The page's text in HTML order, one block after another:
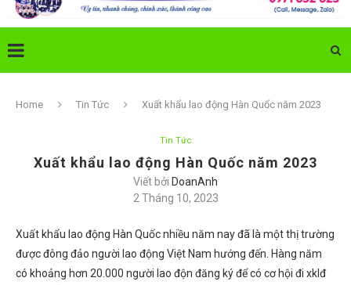
Home Tin Tức Xuất khẩu lao động Hàn Quốc năm 2023
Tin Tức
Xuất khẩu lao động Hàn Quốc năm 2023
Viết bởi DoanAnh
2 Tháng 10, 2023
Xuất khẩu lao động Hàn Quốc nhiều năm nay đã là một thị trường
được đông đảo người lao động Việt Nam hướng đến. Hàng năm
có khoảng hơn 20.000 người lao độn đăng ký để có cơ hội đi xklđ